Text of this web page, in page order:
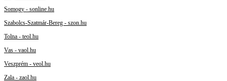
Somogy - sonline.hu
Szabolcs-Szatmár-Bereg - szon.hu
Tolna - teol.hu
Vas - vaol.hu
Veszprém - veol.hu
Zala - zaol.hu